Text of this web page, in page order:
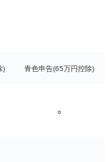
) 青色申告(65万円控除)
○